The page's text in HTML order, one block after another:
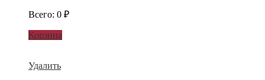
Всего: 0 ₽
Корзина
Удалить